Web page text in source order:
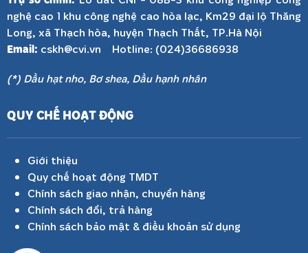
nghệ cao 1 khu công nghệ cao hòa lạc, Km29 đại lộ Thăng
Long, xã Thạch hòa, huyện Thạch Thất, TP.Hà Nội
Email: cskh@cvi.vn Hotline: (024)36686938
(*) Dầu hạt nho, Bơ shea, Dầu hạnh nhân
QUY CHẾ HOẠT ĐỘNG
Giới thiệu
Quy chế hoạt động TMDT
Chính sách giao nhận, chuyển hàng
Chính sách đổi, trả hàng
Chính sách bảo mật & điều khoản sử dụng